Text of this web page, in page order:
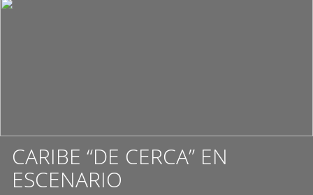
CARIBE “DE CERCA” EN
ESCENARIO